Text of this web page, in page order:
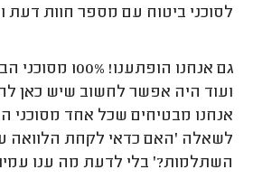
לסוכני ביטוח עם מספר חוות דעת
גם אנחנו הופתענו! 100% מסוכני הביטוח בחרו ב
ועוד היה אפשר לחשוב שיש כאן
אנחנו מבטיחים שכל אחד מסוכני
לשאלה 'האם כדאי לקחת הלוואה
השתלמות?' בלי לדעת מה ענו